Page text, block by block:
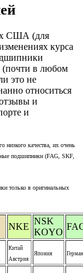
США (для
курса
(почти в любом
это не
относиться
и
и
низкого качества, их очень
подшипники (FAG, SKF,
только в оригинальных
NKE
NSK
KOYO
Китай
Австрия
Япония